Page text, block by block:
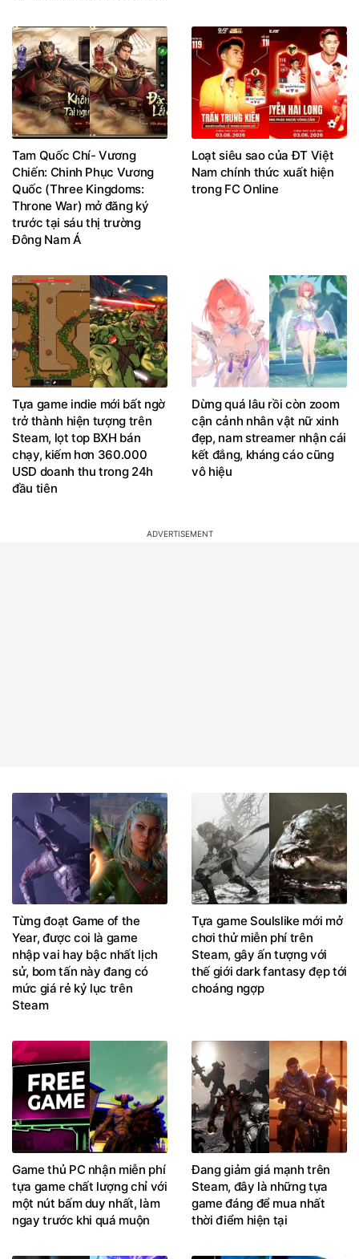
Tam Quốc Chí- Vương
Chiến: Chinh Phục Vương
Quốc (Three Kingdoms:
Throne War) mở đăng ký
trước tại sáu thị trường
Đông Nam Á
Loạt siêu sao của ĐT Việt
Nam chính thức xuất hiện
trong FC Online
Tựa game indie mới bất ngờ
trở thành hiện tượng trên
Steam, lọt top BXH bán
chạy, kiếm hơn 360.000
USD doanh thu trong 24h
đầu tiên
Dừng quá lâu rồi còn zoom
cận cảnh nhân vật nữ xinh
đẹp, nam streamer nhận cái
kết đắng, kháng cáo cũng
vô hiệu
Từng đoạt Game of the
Year, được coi là game
nhập vai hay bậc nhất lịch
sử, bom tấn này đang có
mức giá rẻ kỷ lục trên
Steam
Tựa game Soulslike mới mở
chơi thử miễn phí trên
Steam, gây ấn tượng với
thế giới dark fantasy đẹp tới
choáng ngợp
Game thủ PC nhận miễn phí
tựa game chất lượng chỉ với
một nút bấm duy nhất, làm
ngay trước khi quá muộn
Đang giảm giá mạnh trên
Steam, đây là những tựa
game đáng để mua nhất
thời điểm hiện tại